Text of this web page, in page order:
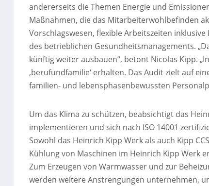
andererseits die Themen Energie und
Maßnahmen, die das Mitarbeiterwohlbefinden
Vorschlagswesen, flexible Arbeitszeiten
des betrieblichen Gesundheitsmanagements.
künftig weiter ausbauen“, betont Nicolas Kipp.
‚berufundfamilie‘ erhalten. Das Audit zielt auf
familien- und lebensphasenbewussten
Um das Klima zu schützen, beabsichtigt das
implementieren und sich nach ISO 14001
Sowohl das Heinrich Kipp Werk als auch Kipp
Kühlung von Maschinen im Heinrich Kipp Werk
Zum Erzeugen von Warmwasser und zur
werden weitere Anstrengungen unternehmen,